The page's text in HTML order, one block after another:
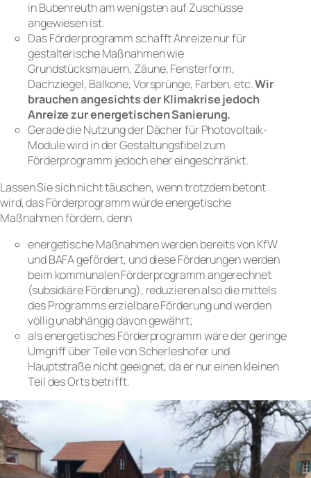
in Bubenreuth am wenigsten auf Zuschüsse
angewiesen ist.
Das Förderprogramm schafft Anreize nur für
gestalterische Maßnahmen wie
Grundstücksmauern, Zäune, Fensterform,
Dachziegel, Balkone, Vorsprünge, Farben, etc.Wir
brauchen angesichts der Klimakrise jedoch
Anreize zur energetischen Sanierung.
Gerade die Nutzung der Dächer für Photovoltaik-
Module wird in der Gestaltungsfibel zum
Förderprogramm jedoch eher eingeschränkt.
Lassen Sie sich nicht täuschen, wenn trotzdem betont
wird, das Förderprogramm würde energetische
Maßnahmen fördern, denn
energetische Maßnahmen werden bereits von KfW
und BAFA gefördert, und diese Förderungen werden
beim kommunalen Förderprogramm angerechnet
(subsidiäre Förderung), reduzieren also die mittels
des Programms erzielbare Förderung und werden
völlig unabhängig davon gewährt;
als energetisches Förderprogramm wäre der geringe
Umgriff über Teile von Scherleshofer und
Hauptstraße nicht geeignet, da er nur einen kleinen
Teil des Orts betrifft.